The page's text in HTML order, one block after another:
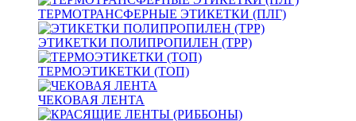
ТЕРМОТРАНСФЕРНЫЕ ЭТИКЕТКИ (ПЛГ)
ЭТИКЕТКИ ПОЛИПРОПИЛЕН (TPP)
ТЕРМОЭТИКЕТКИ (ТОП)
ЧЕКОВАЯ ЛЕНТА